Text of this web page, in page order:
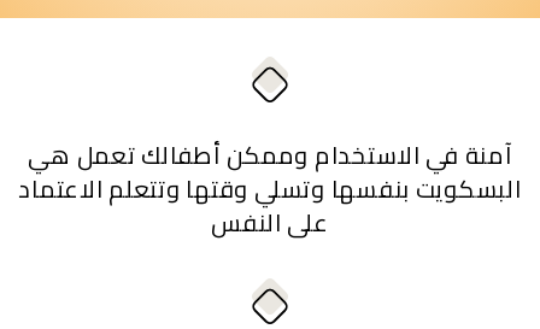
آمنة في الاستخدام وممكن أطفالك تعمل هي
البسكويت بنفسها وتسلي وقتها وتتعلم الاعتماد
على النفس